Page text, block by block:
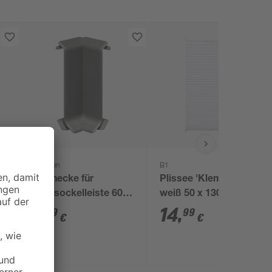
Doellken
Innenecke für
Kernsockelleiste 60,
dunkelgrau
19 €
B1
Plissee 'Klemmfix'
weiß 50 x 130 cm
14,99 €